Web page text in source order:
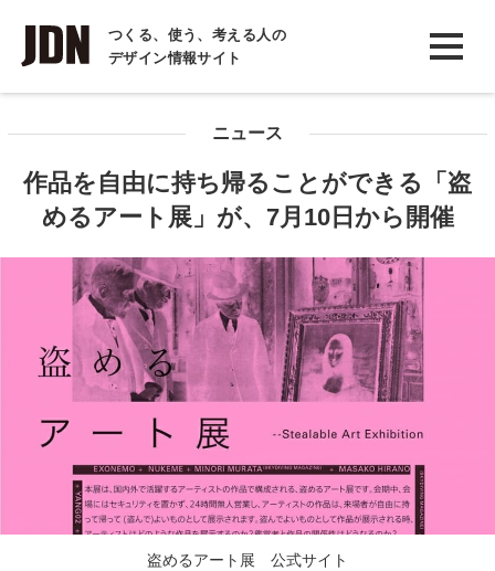
つくる、使う、考える人の
デザイン情報サイト
INTERVIEW
インタビュー
COLUMN
ニュース
作品を自由に持ち帰ることができる「盗
めるアート展」が、7月10日から開催
盗めるアート展 公式サイト